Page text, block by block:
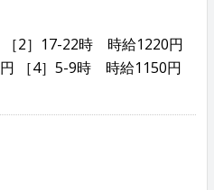
［2］17-22時 時給1220円
［4］5-9時 時給1150円